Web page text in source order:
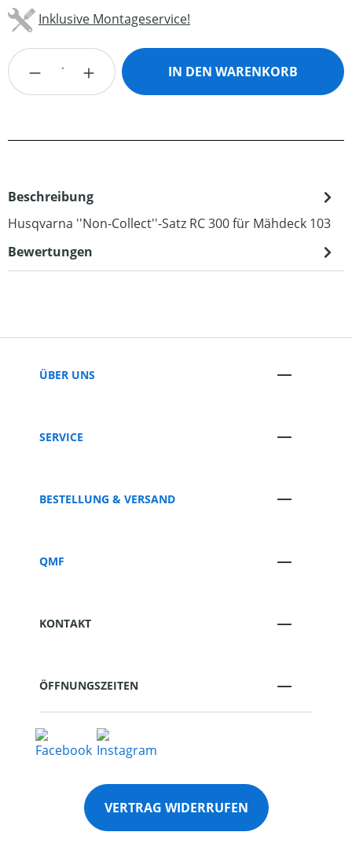
Inklusive Montageservice!
Produkt Anzahl: Gib den gewünschten
IN DEN WARENKORB
Beschreibung
Husqvarna ''Non-Collect''-Satz RC 300 für Mähdeck 103
Bewertungen
ÜBER UNS
SERVICE
BESTELLUNG & VERSAND
QMF
KONTAKT
ÖFFNUNGSZEITEN
VERTRAG WIDERRUFEN